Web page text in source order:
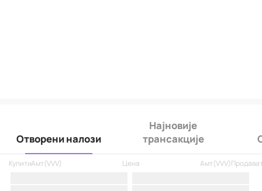
Отворени налози
Најновије
трансакције
КупитиАмт (VVV) Цена Амт (VVV)